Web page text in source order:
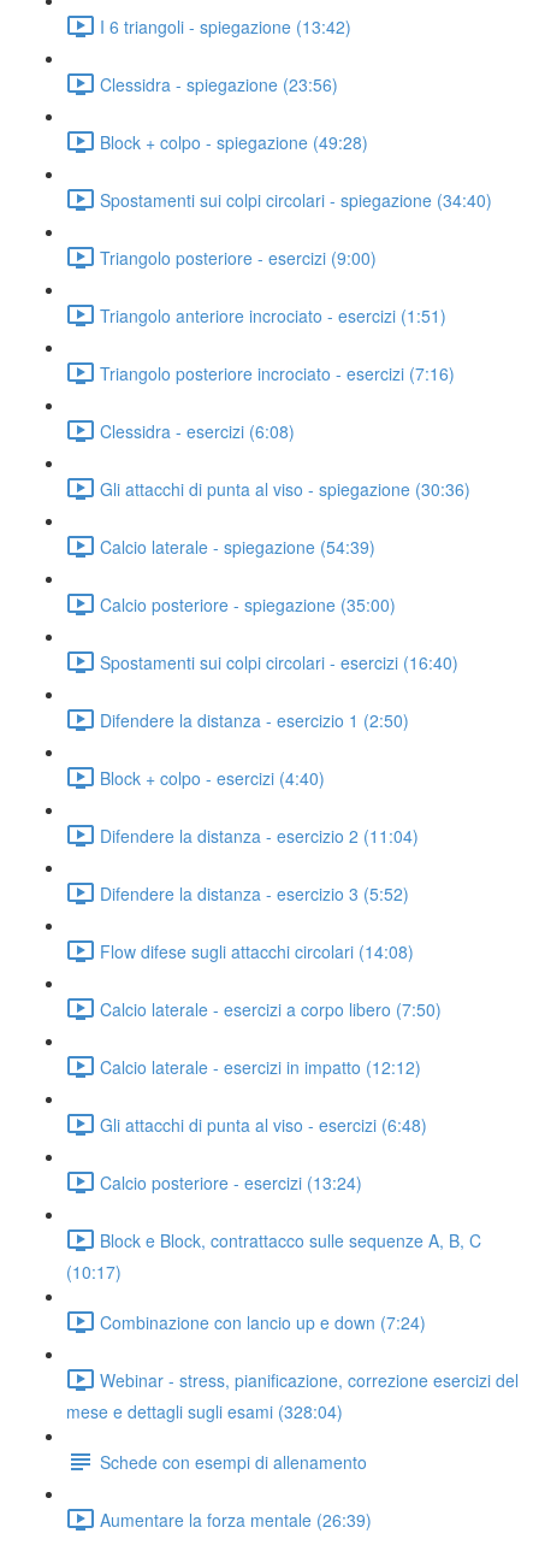
I 6 triangoli - spiegazione (13:42)
Clessidra - spiegazione (23:56)
Block + colpo - spiegazione (49:28)
Spostamenti sui colpi circolari - spiegazione (34:40)
Triangolo posteriore - esercizi (9:00)
Triangolo anteriore incrociato - esercizi (1:51)
Triangolo posteriore incrociato - esercizi (7:16)
Clessidra - esercizi (6:08)
Gli attacchi di punta al viso - spiegazione (30:36)
Calcio laterale - spiegazione (54:39)
Calcio posteriore - spiegazione (35:00)
Spostamenti sui colpi circolari - esercizi (16:40)
Difendere la distanza - esercizio 1 (2:50)
Block + colpo - esercizi (4:40)
Difendere la distanza - esercizio 2 (11:04)
Difendere la distanza - esercizio 3 (5:52)
Flow difese sugli attacchi circolari (14:08)
Calcio laterale - esercizi a corpo libero (7:50)
Calcio laterale - esercizi in impatto (12:12)
Gli attacchi di punta al viso - esercizi (6:48)
Calcio posteriore - esercizi (13:24)
Block e Block, contrattacco sulle sequenze A, B, C
(10:17)
Combinazione con lancio up e down (7:24)
Webinar - stress, pianificazione, correzione esercizi del
mese e dettagli sugli esami (328:04)
Schede con esempi di allenamento
Aumentare la forza mentale (26:39)